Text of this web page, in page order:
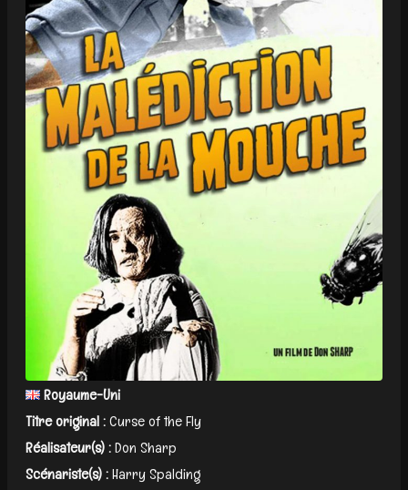
Royaume-Uni
Titre original :Curse of the Fly
Réalisateur(s) :Don Sharp
Scénariste(s) :Harry Spalding